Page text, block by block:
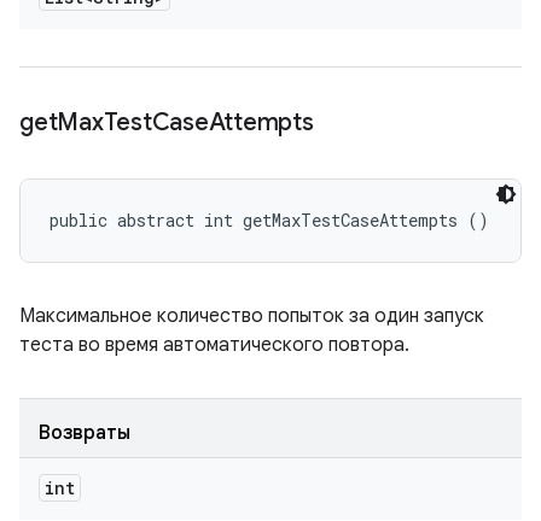
getMaxTestCaseAttempts
public abstract int getMaxTestCaseAttempts ()
Максимальное количество попыток за один запуск
теста во время автоматического повтора.
Возвраты
int